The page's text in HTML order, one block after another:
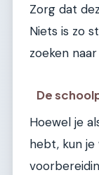
Zorg dat
Niets is zo
zoeken
De
Hoewel je
hebt, kun